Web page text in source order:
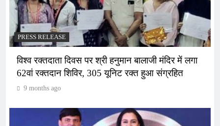
PRESS RELEASE
विश्व रक्तदाता दिवस पर श्री हनुमान बालाजी मंदिर में लगा
62वां रक्तदान शिविर, 305 यूनिट रक्त हुआ संग्रहित
9 months ago